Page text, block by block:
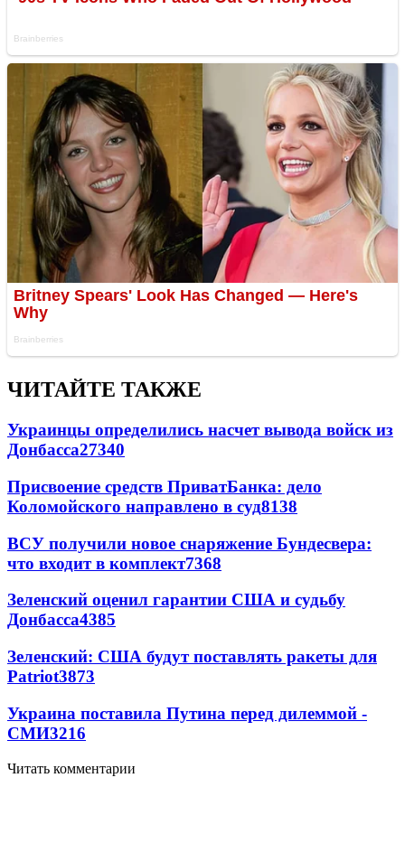
ЧИТАЙТЕ ТАКЖЕ
Украинцы определились насчет вывода войск из
Донбасса27340
Присвоение средств ПриватБанка: дело
Коломойского направлено в суд8138
ВСУ получили новое снаряжение Бундесвера:
что входит в комплект7368
Зеленский оценил гарантии США и судьбу
Донбасса4385
Зеленский: США будут поставлять ракеты для
Patriot3873
Украина поставила Путина перед дилеммой -
СМИ3216
Читать комментарии